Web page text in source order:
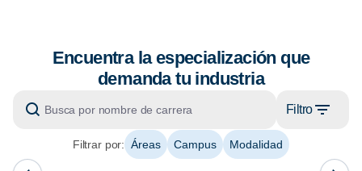
Encuentra la especialización que
demanda tu industria
Filtro
Filtrar por: Áreas Campus Modalidad